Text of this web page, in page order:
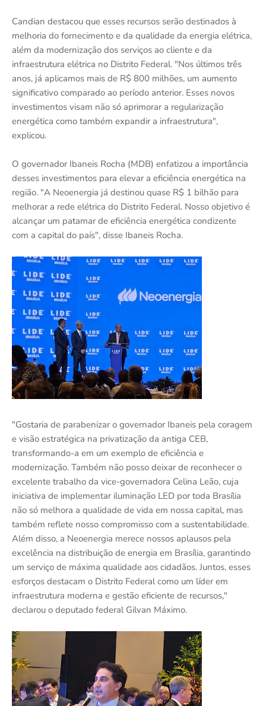
Candian destacou que esses recursos serão destinados à
melhoria do fornecimento e da qualidade da energia elétrica,
além da modernização dos serviços ao cliente e da
infraestrutura elétrica no Distrito Federal. "Nos últimos três
anos, já aplicamos mais de R$ 800 milhões, um aumento
significativo comparado ao período anterior. Esses novos
investimentos visam não só aprimorar a regularização
energética como também expandir a infraestrutura",
explicou.
O governador Ibaneis Rocha (MDB) enfatizou a importância
desses investimentos para elevar a eficiência energética na
região. "A Neoenergia já destinou quase R$ 1 bilhão para
melhorar a rede elétrica do Distrito Federal. Nosso objetivo é
alcançar um patamar de eficiência energética condizente
com a capital do país", disse Ibaneis Rocha.
"Gostaria de parabenizar o governador Ibaneis pela coragem
e visão estratégica na privatização da antiga CEB,
transformando-a em um exemplo de eficiência e
modernização. Também não posso deixar de reconhecer o
excelente trabalho da vice-governadora Celina Leão, cuja
iniciativa de implementar iluminação LED por toda Brasília
não só melhora a qualidade de vida em nossa capital, mas
também reflete nosso compromisso com a sustentabilidade.
Além disso, a Neoenergia merece nossos aplausos pela
excelência na distribuição de energia em Brasília, garantindo
um serviço de máxima qualidade aos cidadãos. Juntos, esses
esforços destacam o Distrito Federal como um líder em
infraestrutura moderna e gestão eficiente de recursos,"
declarou o deputado federal Gilvan Máximo.